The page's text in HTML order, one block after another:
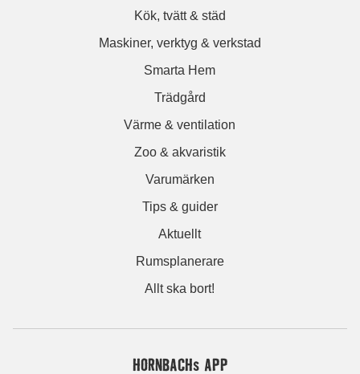
Kök, tvätt & städ
Maskiner, verktyg & verkstad
Smarta Hem
Trädgård
Värme & ventilation
Zoo & akvaristik
Varumärken
Tips & guider
Aktuellt
Rumsplanerare
Allt ska bort!
HORNBACHs APP